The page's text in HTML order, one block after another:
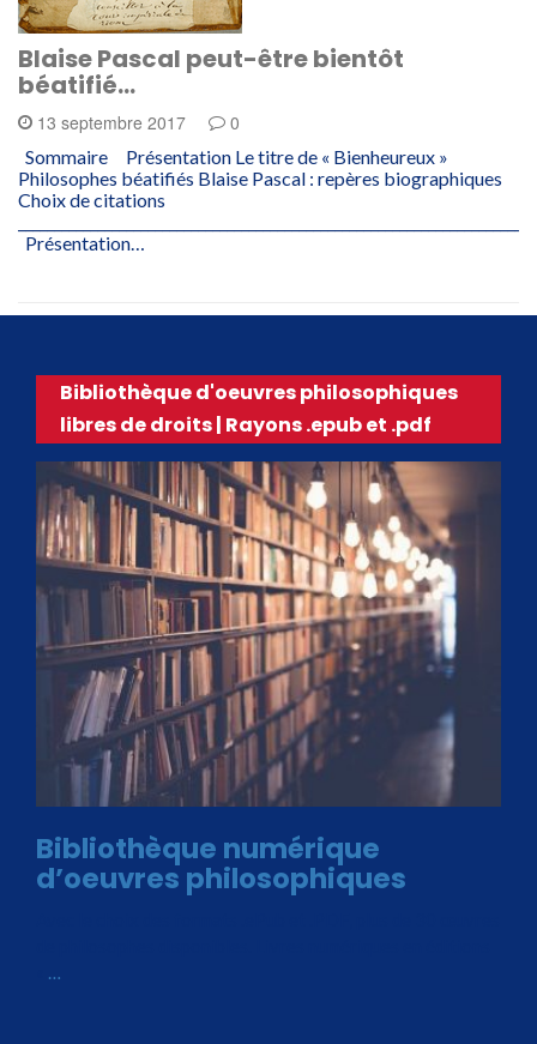
Blaise Pascal peut-être bientôt
béatifié…
13 septembre 2017 0
Sommaire Présentation Le titre de « Bienheureux »
Philosophes béatifiés Blaise Pascal : repères biographiques
Choix de citations
Présentation…
Bibliothèque d'oeuvres philosophiques
libres de droits | Rayons .epub et .pdf
Bibliothèque numérique
d’oeuvres philosophiques
…